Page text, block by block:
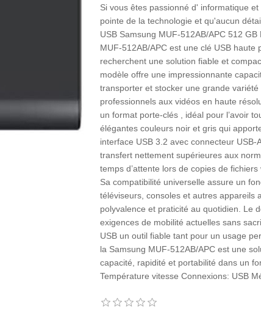
Si vous êtes passionné d' informatique
pointe de la technologie et qu'aucun
USB Samsung MUF-512AB/APC 512
MUF-512AB/APC est une clé USB
recherchent une solution fiable et
modèle offre une impressionnante
transporter et stocker une grande
professionnels aux vidéos en haute
un format porte-clés , idéal pour l’avoir
élégantes couleurs noir et gris qui
interface USB 3.2 avec connecteur USB-
transfert nettement supérieures aux
temps d’attente lors de copies de
Sa compatibilité universelle assure un
téléviseurs, consoles et autres appareils
polyvalence et praticité au quotidien. Le
exigences de mobilité actuelles sans
USB un outil fiable tant pour un usage
la Samsung MUF-512AB/APC est une
capacité, rapidité et portabilité dans un
Température vitesse Connexions: USB